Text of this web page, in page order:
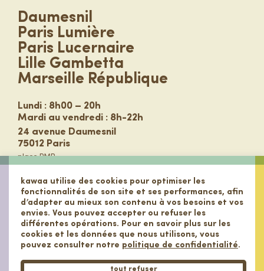
Daumesnil
Paris Lumière
Paris Lucernaire
Lille Gambetta
Marseille République
Lundi : 8h00 – 20h
Mardi au vendredi : 8h-22h
24 avenue Daumesnil
75012 Paris
place PMR
Transports
:Gare de Lyon
:Ledru Rollin
:Gare de Lyon
bus :29, 61, 87, 91
vélib :12101
01 44 74 05 79
kawaa utilise des cookies pour optimiser les
fonctionnalités de son site et ses performances, afin
d’adapter au mieux son contenu à vos besoins et vos
envies. Vous pouvez accepter ou refuser les
différentes opérations. Pour en savoir plus sur les
cookies et les données que nous utilisons, vous
pouvez consulter notre politique de confidentialité.
tout refuser